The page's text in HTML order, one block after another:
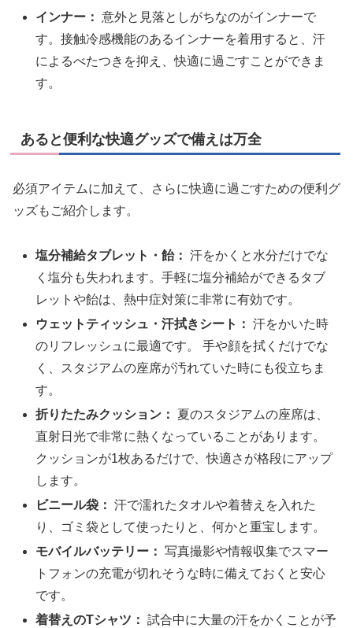
インナー： 意外と見落としがちなのがインナーで
す。接触冷感機能のあるインナーを着用すると、汗
によるべたつきを抑え、快適に過ごすことができま
す。
あると便利な快適グッズで備えは万全
必須アイテムに加えて、さらに快適に過ごすための便利グ
ッズもご紹介します。
塩分補給タブレット・飴： 汗をかくと水分だけでな
く塩分も失われます。手軽に塩分補給ができるタブ
レットや飴は、熱中症対策に非常に有効です。
ウェットティッシュ・汗拭きシート： 汗をかいた時
のリフレッシュに最適です。 手や顔を拭くだけでな
く、スタジアムの座席が汚れていた時にも役立ちま
す。
折りたたみクッション：
夏のスタジアムの座席は、
直射日光で非常に熱くなっていることがあります。
クッションが1枚あるだけで、快適さが格段にアップ
します。
ビニール袋： 汗で濡れたタオルや着替えを入れた
り、ゴミ袋として使ったりと、何かと重宝します。
モバイルバッテリー： 写真撮影や情報収集でスマー
トフォンの充電が切れそうな時に備えておくと安心
です。
着替えのTシャツ： 試合中に大量の汗をかくことが予